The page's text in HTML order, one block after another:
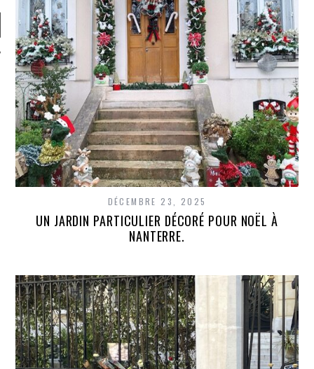
DÉCEMBRE 23, 2025
UN JARDIN PARTICULIER DÉCORÉ POUR NOËL À
NANTERRE.